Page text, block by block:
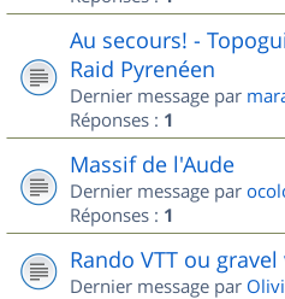
Au secours! -
Raid Pyrenéen
Dernier message par
Réponses : 1
Massif de l'Aude
Dernier message par
Réponses : 1
Rando VTT ou
Dernier message par